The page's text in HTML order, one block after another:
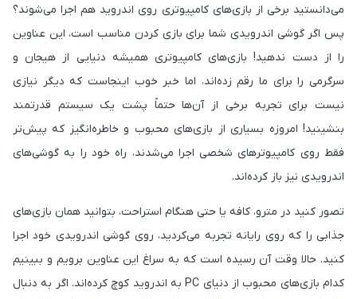
می‌دانستید برخی از بازی‌های کامپیوتری روی اندروید هم اجرا می‌شوند؟
پس اگر گوشی اندرویدی شما برای بازی کردن مناسب است، این عناوین
را از دست ندهید! بازی‌های کامپیوتری همیشه دنیایی از هیجان و
سرگرمی را برای ما رقم زده‌اند، اما خبر خوب اینجاست که دیگر نیازی
نیست برای تجربه برخی از آن‌ها حتماً پشت یک سیستم قدرتمند
بنشینید! امروزه بسیاری از بازی‌های محبوب و خاطره‌انگیز که پیش‌تر
فقط روی کامپیوترهای شخصی اجرا می‌شدند، راه خود را به گوشی‌های
اندرویدی نیز باز کرده‌اند.
تصور کنید در مترو، کافه یا حتی هنگام استراحت، بتوانید همان بازی‌های
جذابی را که روی رایانه تجربه می‌کردید، روی گوشی اندرویدی خود اجرا
کنید. حالا وقت آن رسیده است که به سراغ این عناوین برویم و ببینیم
کدام بازی‌های محبوب از دنیای PC به اندروید کوچ کرده‌اند. اگر به دنبال